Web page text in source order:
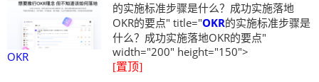
OKR
的实施标准步骤是什么？成功实施落地
OKR的要点" title="OKR的实施标准步骤是
什么？成功实施落地OKR的要点"
width="200" height="150">
[置顶]